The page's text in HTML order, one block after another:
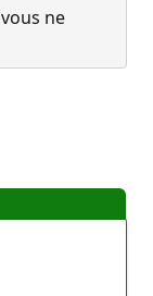
ne